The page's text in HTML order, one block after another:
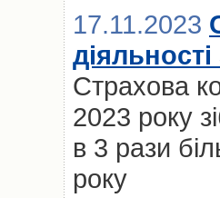
17.11.2023
Cтрахова
2023 року
в 3 рази
року